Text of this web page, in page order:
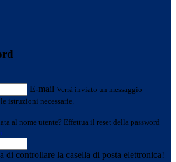
E-mail Verrà inviato un messaggio
istruzioni necessarie.
al nome utente? Effettua il reset della password
di controllare la casella di posta elettronica!